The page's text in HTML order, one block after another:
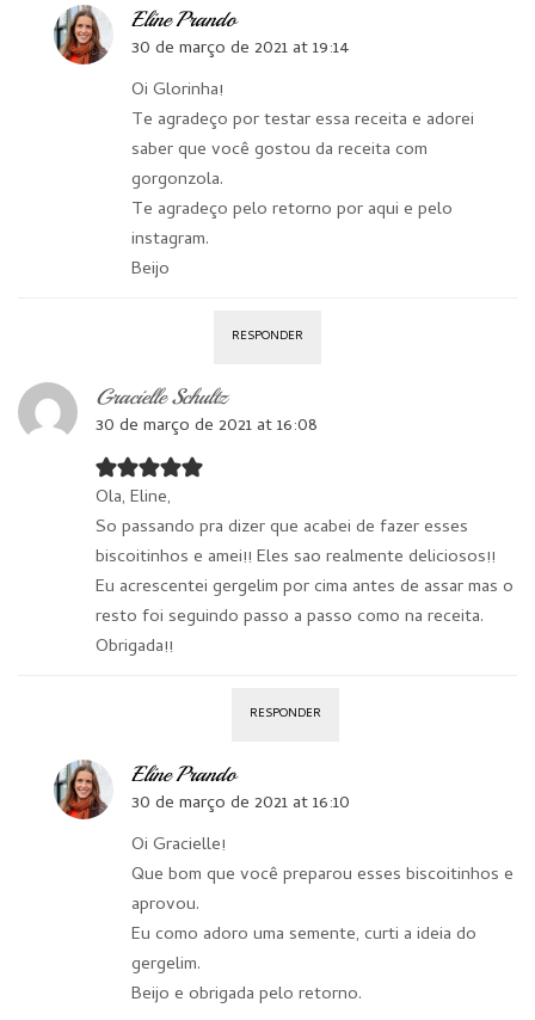
Eline Prando
30 de março de 2021 at 19:14
Oi Glorinha!
Te agradeço por testar essa receita e adorei
saber que você gostou da receita com
gorgonzola.
Te agradeço pelo retorno por aqui e pelo
instagram.
Beijo
RESPONDER
Gracielle Schultz
30 de março de 2021 at 16:08
Ola, Eline,
So passando pra dizer que acabei de fazer esses
biscoitinhos e amei!! Eles sao realmente deliciosos!!
Eu acrescentei gergelim por cima antes de assar mas o
resto foi seguindo passo a passo como na receita.
Obrigada!!
RESPONDER
Eline Prando
30 de março de 2021 at 16:10
Oi Gracielle!
Que bom que você preparou esses biscoitinhos e
aprovou.
Eu como adoro uma semente, curti a ideia do
gergelim.
Beijo e obrigada pelo retorno.